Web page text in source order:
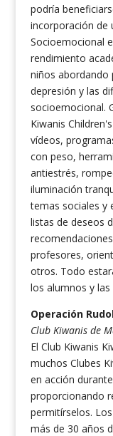
podría
incorporación de
Socioemocional
rendimiento
niños abordando
depresión y las
socioemocional.
Kiwanis
vídeos,
con peso,
antiestrés,
iluminación
temas sociales y
listas de deseos
profesores,
otros. Todo
los alumnos y
Operación
Club Kiwanis de
El Club Kiwanis
muchos Clubes
en acción
proporcionando
permitírselos.
más de 30 años